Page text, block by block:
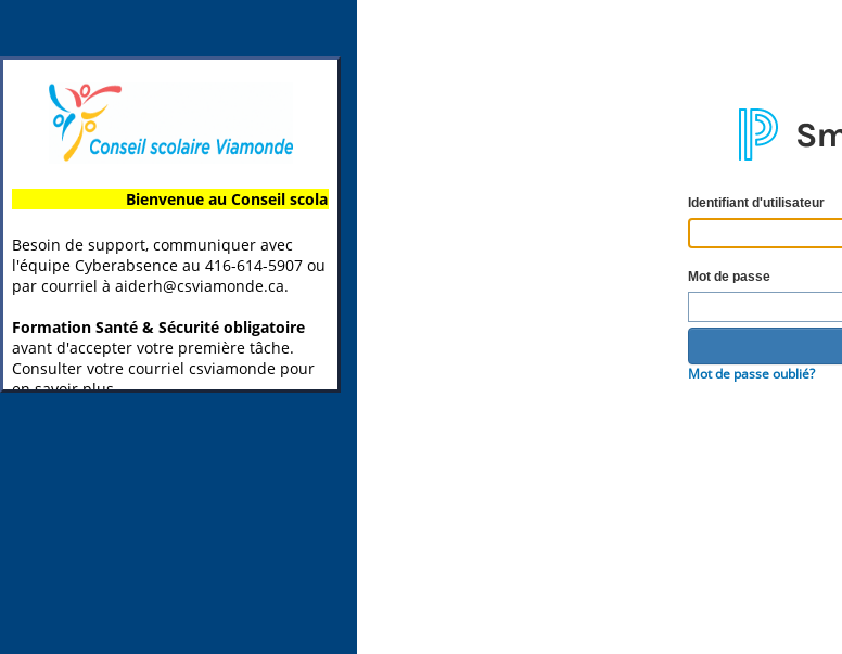
Identifiant d'utilisateur
Mot de passe
Mot de passe oublié?